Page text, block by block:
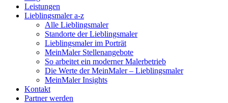
Leistungen
Lieblingsmaler a-z
Alle Lieblingsmaler
Standorte der Lieblingsmaler
Lieblingsmaler im Porträt
MeinMaler Stellenangebote
So arbeitet ein moderner Malerbetrieb
Die Werte der MeinMaler – Lieblingsmaler
MeinMaler Insights
Kontakt
Partner werden